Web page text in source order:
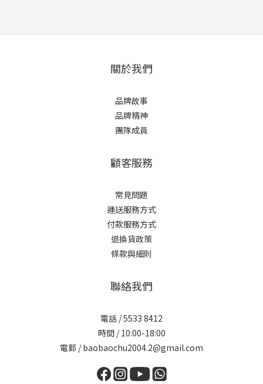
關於我們
品牌故事
品牌精神
團隊成員
顧客服務
常見問題
運送服務方式
付款服務方式
退換貨政策
條款與細則
聯絡我們
電話 / 5533 8412
時間 / 10:00-18:00
電郵 / baobaochu2004.2@gmail.com